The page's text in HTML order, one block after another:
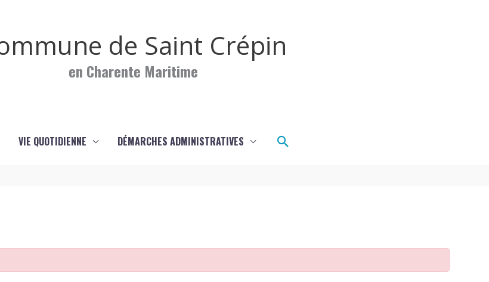
de Saint Crépin
en Charente Maritime
VIE QUOTIDIENNE DÉMARCHES ADMINISTRATIVES Rechercher